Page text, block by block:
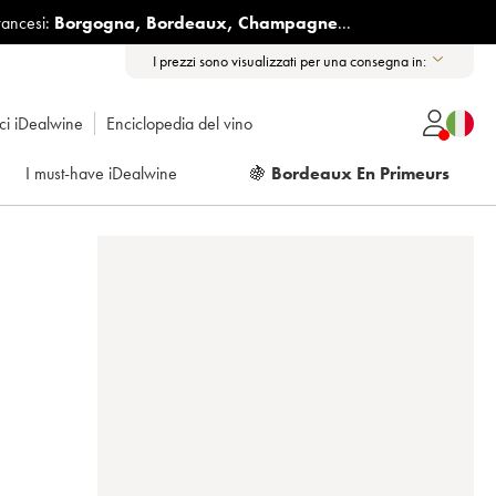
Borgogna, Bordeaux, Champagne...
I prezzi sono visualizzati per una consegna in:
iDealwine Enciclopedia del vino
I must-have iDealwine 🍇 Bordeaux En Primeurs